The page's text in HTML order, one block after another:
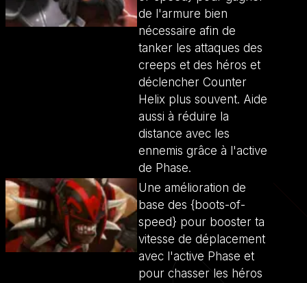
de l'armure bien
nécessaire afin de
tanker les attaques des
creeps et des héros et
déclencher Counter
Helix plus souvent. Aide
aussi à réduire la
distance avec les
ennemis grâce à l'active
de Phase.
Une amélioration de
base des {boots-of-
speed} pour booster ta
vitesse de déplacement
avec l'active Phase et
pour chasser les héros